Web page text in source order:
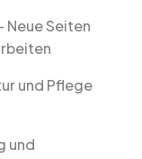
Neue Seiten
und Pflege
und